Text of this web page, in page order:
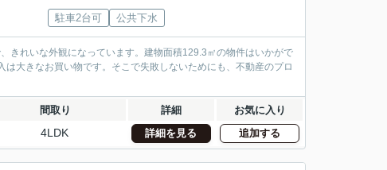
駐車2台可 公共下水
きれいな外観になっています。建物面積129.3㎡の物件はいかがで
大きなお買い物です。そこで失敗しないためにも、不動産のプロ
間取り 詳細 お気に入り
4LDK 詳細を見る 追加する